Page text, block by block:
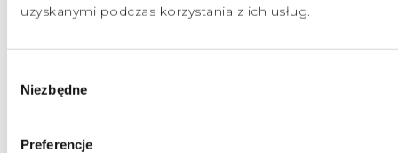
uzyskanymi podczas korzystania z ich usług.
zgody
Niezbędne
Preferencje
klinicznego oraz analizy badań obrazowych kręgosłupa.